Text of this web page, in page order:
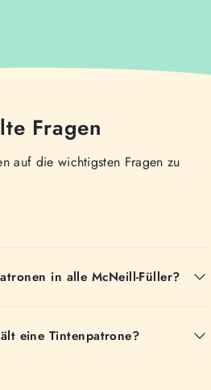
Fragen
auf die wichtigsten Fragen zu
in alle McNeill-Füller?
eine Tintenpatrone?